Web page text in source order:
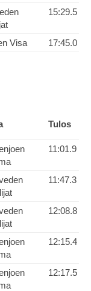
15:29.5
Visa 17:45.0
Tulos
11:01.9
11:47.3
12:08.8
12:15.4
12:17.5